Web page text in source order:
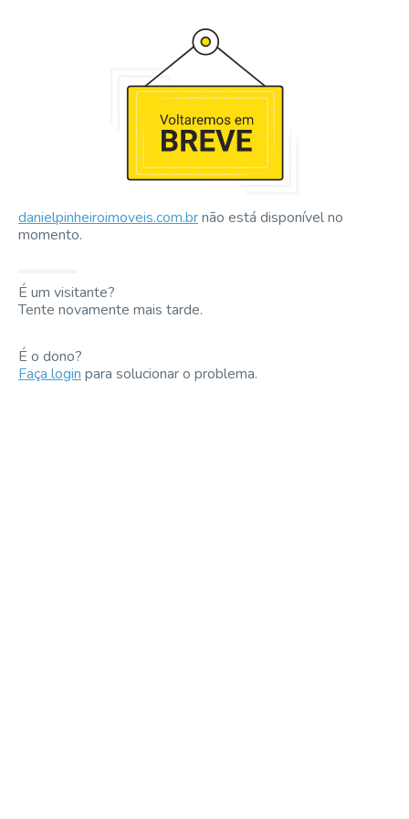
danielpinheiroimoveis.com.brnão está disponível no
momento.
É um visitante?
Tente novamente mais tarde.
É o dono?
Faça loginpara solucionar o problema.